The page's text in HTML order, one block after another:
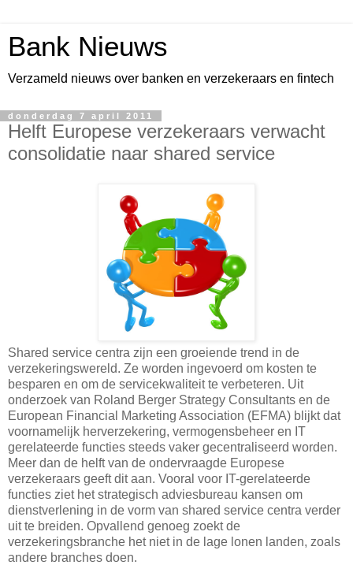
Bank Nieuws
Verzameld nieuws over banken en verzekeraars en fintech
donderdag 7 april 2011
Helft Europese verzekeraars verwacht
consolidatie naar shared service
Shared service centra zijn een groeiende trend in de
verzekeringswereld. Ze worden ingevoerd om kosten te
besparen en om de servicekwaliteit te verbeteren. Uit
onderzoek van Roland Berger Strategy Consultants en de
European Financial Marketing Association (EFMA) blijkt dat
voornamelijk herverzekering, vermogensbeheer en IT
gerelateerde functies steeds vaker gecentraliseerd worden.
Meer dan de helft van de ondervraagde Europese
verzekeraars geeft dit aan. Vooral voor IT-gerelateerde
functies ziet het strategisch adviesbureau kansen om
dienstverlening in de vorm van shared service centra verder
uit te breiden. Opvallend genoeg zoekt de
verzekeringsbranche het niet in de lage lonen landen, zoals
andere branches doen.